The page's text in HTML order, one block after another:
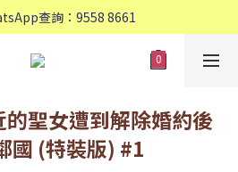
查詢：9558 8661
查詢：9558 8661
物滿💰HK$800，🚚免運費❤️
聖女遭到解除婚約後
國 (特裝版) #1